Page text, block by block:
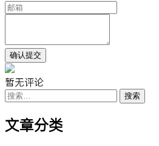
暂无评论
搜
索：
文章分类